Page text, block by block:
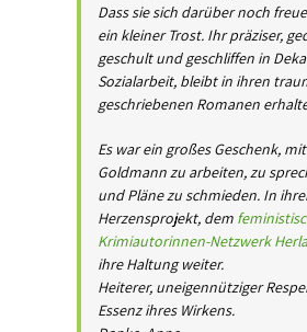
Dass sie sich darüber noch
ein kleiner Trost. Ihr präziser,
geschult und geschliffen in
Sozialarbeit, bleibt in ihren
geschriebenen Romanen
Es war ein großes Geschenk,
Goldmann zu arbeiten, zu
und Pläne zu schmieden. In
Herzensprojekt, dem
Krimiautorinnen-Netzwerk
ihre Haltung weiter.
Heiterer, uneigennütziger
Essenz ihres Wirkens.